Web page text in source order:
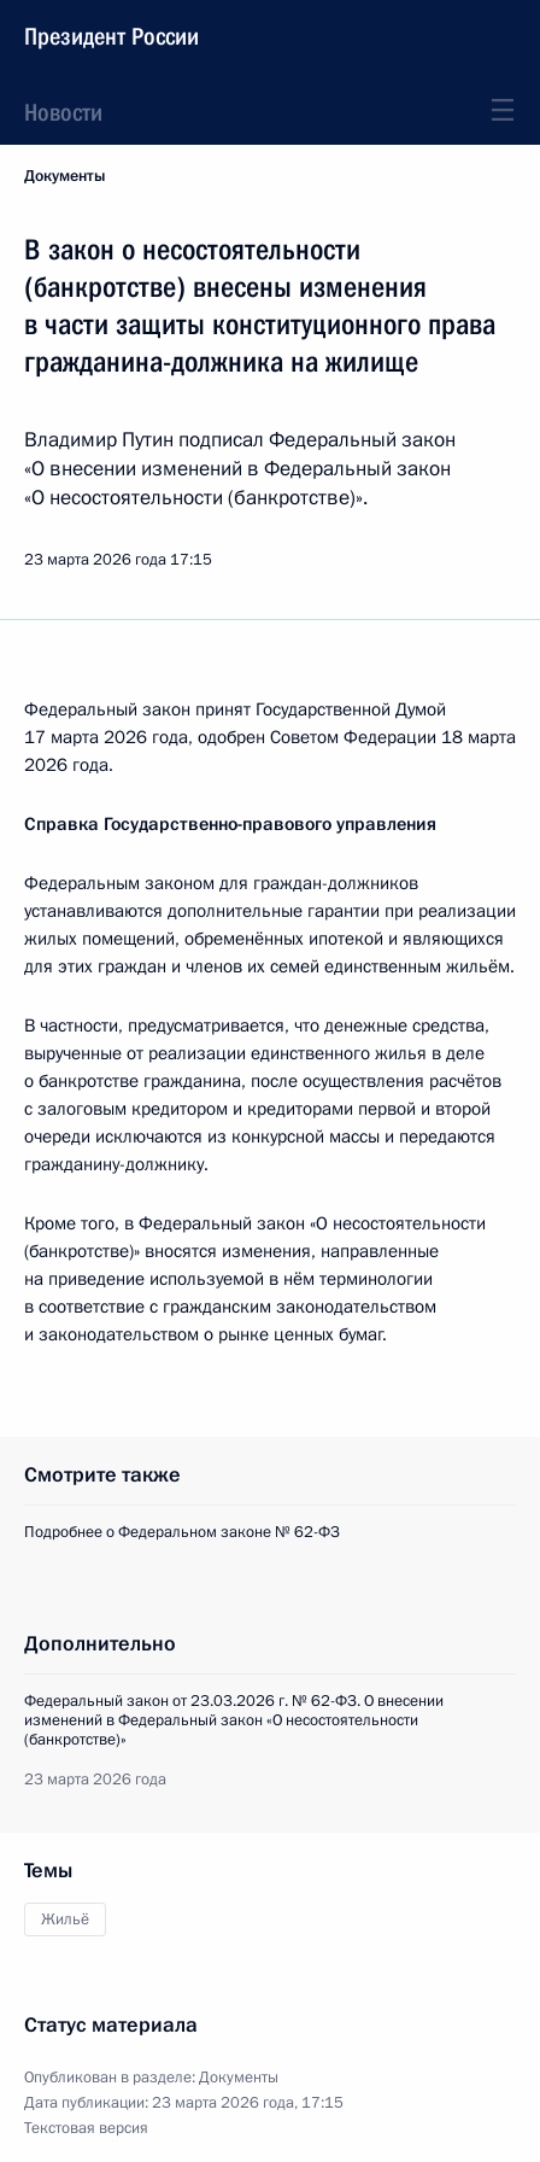
Президент России
Новости
Документы
В закон о несостоятельности
(банкротстве) внесены изменения
в части защиты конституционного права
гражданина-должника на жилище
Владимир Путин подписал Федеральный закон
«О внесении изменений в Федеральный закон
«О несостоятельности (банкротстве)».
23 марта 2026 года 17:15
Федеральный закон принят Государственной Думой
17 марта 2026 года, одобрен Советом Федерации 18 марта
2026 года.
Справка Государственно-правового управления
Федеральным законом для граждан-должников
устанавливаются дополнительные гарантии при реализации
жилых помещений, обременённых ипотекой и являющихся
для этих граждан и членов их семей единственным жильём.
В частности, предусматривается, что денежные средства,
вырученные от реализации единственного жилья в деле
о банкротстве гражданина, после осуществления расчётов
с залоговым кредитором и кредиторами первой и второй
очереди исключаются из конкурсной массы и передаются
гражданину-должнику.
Кроме того, в Федеральный закон «О несостоятельности
(банкротстве)» вносятся изменения, направленные
на приведение используемой в нём терминологии
в соответствие с гражданским законодательством
и законодательством о рынке ценных бумаг.
Смотрите также
Подробнее о Федеральном законе № 62-ФЗ
Дополнительно
Федеральный закон от 23.03.2026 г. № 62-ФЗ. О внесении
изменений в Федеральный закон «О несостоятельности
(банкротстве)»
23 марта 2026 года
Темы
Жильё
Статус материала
Опубликован в разделе:Документы
Дата публикации:23 марта 2026 года, 17:15
Текстовая версия